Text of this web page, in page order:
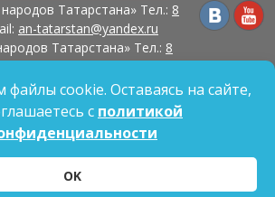
Татарстана» Тел.: 8
an-tatarstan@yandex.ru
Татарстана» Тел.: 8
Павлюхина, д. 57
персональных данных
персональных данных
cookie. Оставаясь на сайте,
с политикой
OK